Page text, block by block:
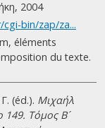
2004
bin/zap/za...
éléments
du texte.
(éd.). Μιχαήλ
Τόμος B´